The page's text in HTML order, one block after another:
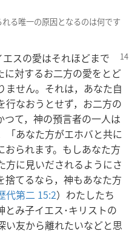
る唯一の原因となるのは何です
スの愛はそれほどまで
に対するお二方の愛をとど
ません。それは，あなた自
行なおうとせず，お二方の
て，神の預言者の一人は
「あなた方がエホバと共に
おられます。もしあなた方
方に見いだされるようにさ
捨てるなら，神もあなた方
代第二 15:2）わたしたち
とみ子イエス･キリストの
い友から離れたいなどと思